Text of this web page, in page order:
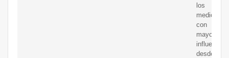
los
medios
con
mayor
influencia
desde